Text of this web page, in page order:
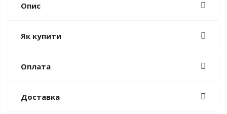
Опис
Як купити
Оплата
Доставка